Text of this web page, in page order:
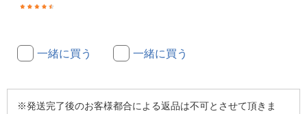
一緒に買う 一緒に買う
※発送完了後のお客様都合による返品は不可とさせて頂きま